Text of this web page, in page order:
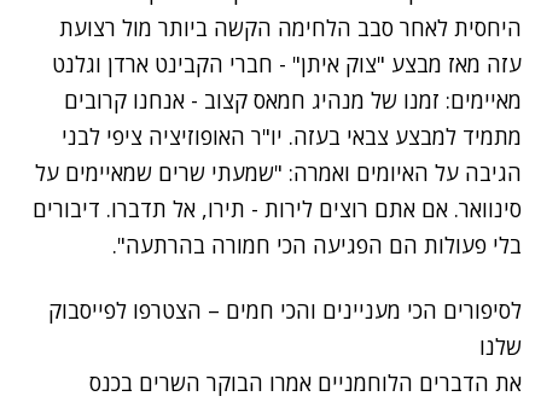
היחסית לאחר סבב הלחימה הקשה ביותר מול רצועת
עזה מאז מבצע "צוק איתן" - חברי הקבינט ארדן וגלנט
מאיימים: זמנו של מנהיג חמאס קצוב - אנחנו קרובים
מתמיד למבצע צבאי בעזה. יו"ר האופוזיציה ציפי לבני
הגיבה על האיומים ואמרה: "שמעתי שרים שמאיימים על
סינוואר. אם אתם רוצים לירות - תירו, אל תדברו. דיבורים
בלי פעולות הם הפגיעה הכי חמורה בהרתעה".
לסיפורים הכי מעניינים והכי חמים – הצטרפו לפייסבוק
שלנו
את הדברים הלוחמניים אמרו הבוקר השרים בכנס